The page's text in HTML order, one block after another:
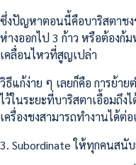
ซึ่งปัญหาตอนนี้คือบาริสตาช
ห่างออกไป 3 ก้าว หรือต้องก้
เคลื่อนไหวที่สูญเปล่า
วิธีแก้ง่าย ๆ เลยก็คือ การย้า
ไว้ในระยะที่บาริสตาเอื้อมถึ
เครื่องชงสามารถทำงานได้ต่
3. Subordinate ให้ทุกคนสนั